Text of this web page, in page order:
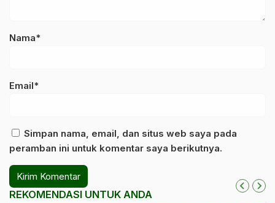
Nama*
Email*
Simpan nama, email, dan situs web saya pada
peramban ini untuk komentar saya berikutnya.
REKOMENDASI UNTUK ANDA